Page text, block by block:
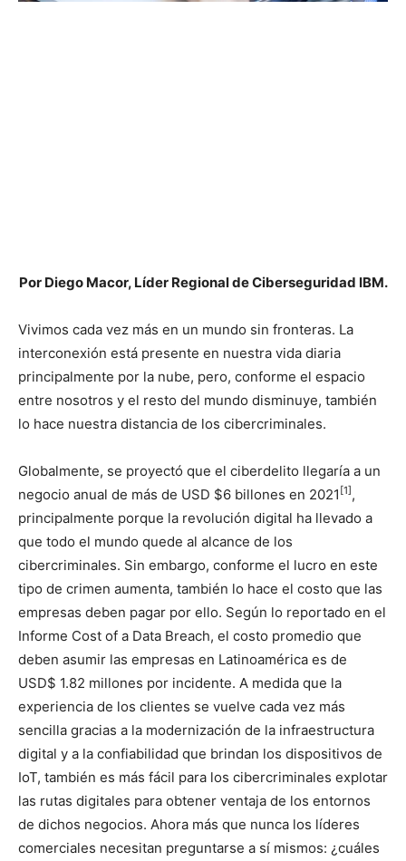
Por Diego Macor, Líder Regional de Ciberseguridad IBM.
Vivimos cada vez más en un mundo sin fronteras. La
interconexión está presente en nuestra vida diaria
principalmente por la nube, pero, conforme el espacio
entre nosotros y el resto del mundo disminuye, también
lo hace nuestra distancia de los cibercriminales.
Globalmente, se proyectó que el ciberdelito llegaría a un
negocio anual de más de USD $6 billones en 2021 [1] ,
principalmente porque la revolución digital ha llevado a
que todo el mundo quede al alcance de los
cibercriminales. Sin embargo, conforme el lucro en este
tipo de crimen aumenta, también lo hace el costo que las
empresas deben pagar por ello. Según lo reportado en el
Informe Cost of a Data Breach, el costo promedio que
deben asumir las empresas en Latinoamérica es de
USD$ 1.82 millones por incidente. A medida que la
experiencia de los clientes se vuelve cada vez más
sencilla gracias a la modernización de la infraestructura
digital y a la confiabilidad que brindan los dispositivos de
IoT, también es más fácil para los cibercriminales explotar
las rutas digitales para obtener ventaja de los entornos
de dichos negocios. Ahora más que nunca los líderes
comerciales necesitan preguntarse a sí mismos: ¿cuáles